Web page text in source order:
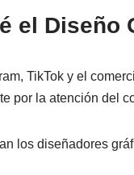
el Diseño
TikTok y el
por la atención del
los diseñadores